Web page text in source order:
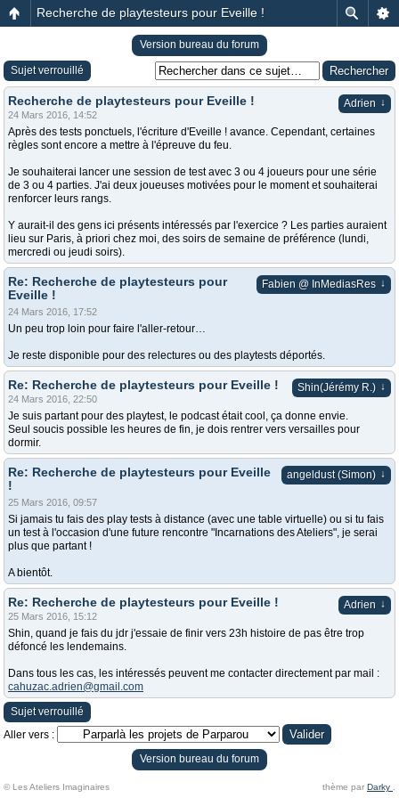
Recherche de playtesteurs pour Eveille !
Version bureau du forum
Sujet verrouillé
Adrien ↓
Recherche de playtesteurs pour Eveille !
24 Mars 2016, 14:52
Après des tests ponctuels, l'écriture d'Eveille ! avance. Cependant, certaines
règles sont encore a mettre à l'épreuve du feu.
Je souhaiterai lancer une session de test avec 3 ou 4 joueurs pour une série
de 3 ou 4 parties. J'ai deux joueuses motivées pour le moment et souhaiterai
renforcer leurs rangs.
Y aurait-il des gens ici présents intéressés par l'exercice ? Les parties auraient
lieu sur Paris, à priori chez moi, des soirs de semaine de préférence (lundi,
mercredi ou jeudi soirs).
Fabien @ InMediasRes ↓
Re: Recherche de playtesteurs pour
Eveille !
24 Mars 2016, 17:52
Un peu trop loin pour faire l'aller-retour…
Je reste disponible pour des relectures ou des playtests déportés.
Shin(Jérémy R.) ↓
Re: Recherche de playtesteurs pour Eveille !
24 Mars 2016, 22:50
Je suis partant pour des playtest, le podcast était cool, ça donne envie.
Seul soucis possible les heures de fin, je dois rentrer vers versailles pour
dormir.
angeldust (Simon) ↓
Re: Recherche de playtesteurs pour Eveille
!
25 Mars 2016, 09:57
Si jamais tu fais des play tests à distance (avec une table virtuelle) ou si tu fais
un test à l'occasion d'une future rencontre "Incarnations des Ateliers", je serai
plus que partant !
A bientôt.
Adrien ↓
Re: Recherche de playtesteurs pour Eveille !
25 Mars 2016, 15:12
Shin, quand je fais du jdr j'essaie de finir vers 23h histoire de pas être trop
défoncé les lendemains.
Dans tous les cas, les intéressés peuvent me contacter directement par mail :
cahuzac.adrien@gmail.com
Sujet verrouillé
Aller vers :
Version bureau du forum
© Les Ateliers Imaginaires thème par Darky